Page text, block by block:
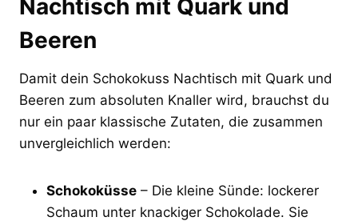
Nachtisch mit Quark und
Beeren
Damit dein Schokokuss Nachtisch mit Quark und
Beeren zum absoluten Knaller wird, brauchst du
nur ein paar klassische Zutaten, die zusammen
unvergleichlich werden:
Schokoküsse – Die kleine Sünde: lockerer
Schaum unter knackiger Schokolade. Sie